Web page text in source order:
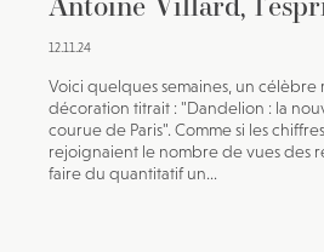
12.11.24
Voici quelques semaines, un célèbre
décoration titrait : "Dandelion : la
courue de Paris". Comme si les
rejoignaient le nombre de vues des
faire du quantitatif un...